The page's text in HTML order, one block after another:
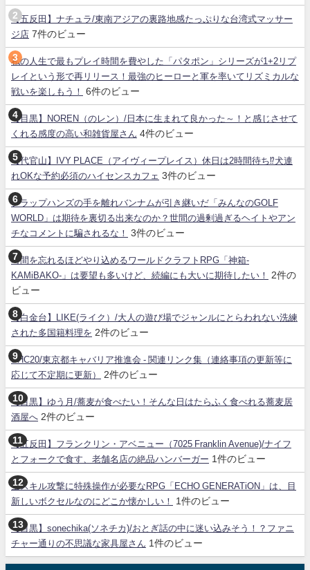
【五反田】ナチュラ/東南アジアの裏路地感たっぷりな台湾式マッサー
ジ店 7件のビュー
私の人生で最もプレイ時間を費やした「パタポン」シリーズが1+2リプ
レイという形で再リリース！最強のヒーローと軍を率いてリズミカルな
戦いを楽しもう！
6件のビュー
【目黒】NOREN（のレン）/日本に生まれて良かった～！と感じさせて
くれる感度の高い和雑貨屋さん 4件のビュー
【代官山】IVY PLACE（アイヴィープレイス）休日は2時間待ち⁉犬連
れOKな予約必須のハイセンスカフェ 3件のビュー
クラップハンズの手を離れバンナムが引き継いだ「みんなのGOLF
WORLD」は期待を裏切る出来なのか？世間の過剰過ぎるヘイトやアン
チなコメントに騙されるな！
3件のビュー
時間を忘れるほどやり込めるワールドクラフトRPG「神箱-
KAMiBAKO-」は要望も多いけど、続編にも大いに期待したい！
2件の
ビュー
【白金台】LIKE(ライク）/大人の遊び場でジャンルにとらわれない洗練
された多国籍料理を 2件のビュー
SHC20/東京都キャバリア推進会 - 関連リンク集（連絡事項の更新等に
応じて不定期に更新）
2件のビュー
【目黒】ゆう月/蕎麦が食べたい！そんな日はたらふく食べれる蕎麦居
酒屋へ 2件のビュー
【五反田】フランクリン・アベニュー（7025 Franklin Avenue)/ナイフ
とフォークで食す、老舗名店の絶品ハンバーガー 1件のビュー
全スキル攻撃に特殊操作が必要なRPG「ECHO GENERATiON」は、目
新しいボクセルなのにどこか懐かしい！
1件のビュー
【目黒】sonechika(ソネチカ)/おとぎ話の中に迷い込みそう！？ファニ
チャー通りの不思議な家具屋さん 1件のビュー